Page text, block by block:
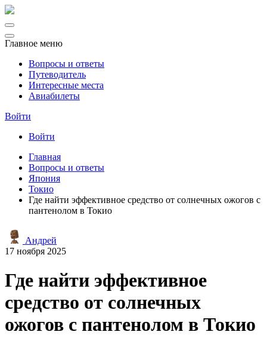
Главное меню
Вопросы и ответы
Путеводитель
Интересные места
Авиабилеты
Войти
Войти
Главная
Вопросы и ответы
Япония
Токио
Где найти эффективное средство от солнечных ожогов с
пантенолом в Токио
Андрей
17 ноября 2025
Где найти эффективное
средство от солнечных
ожогов с пантенолом в Токио